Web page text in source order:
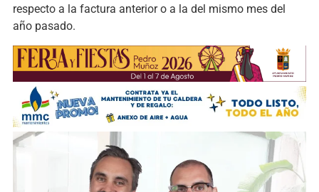
respecto a la factura anterior o a la del mismo mes del
año pasado.